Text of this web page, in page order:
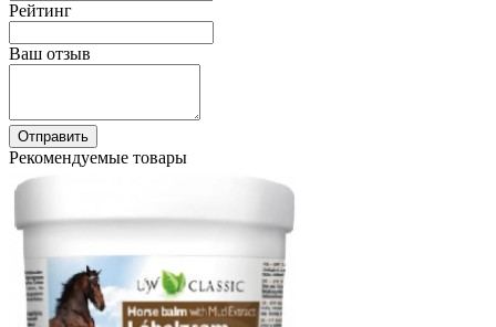
Рейтинг
Ваш отзыв
Отправить
Рекомендуемые товары